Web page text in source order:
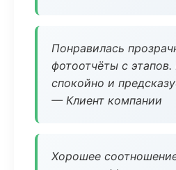
Понравилась
фотоотчёты с этапов.
спокойно и
— Клиент компании
Хорошее